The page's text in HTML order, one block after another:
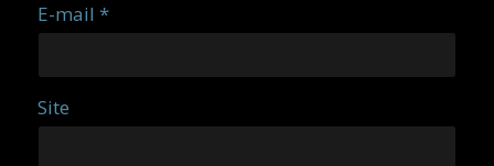
E-mail *
Site